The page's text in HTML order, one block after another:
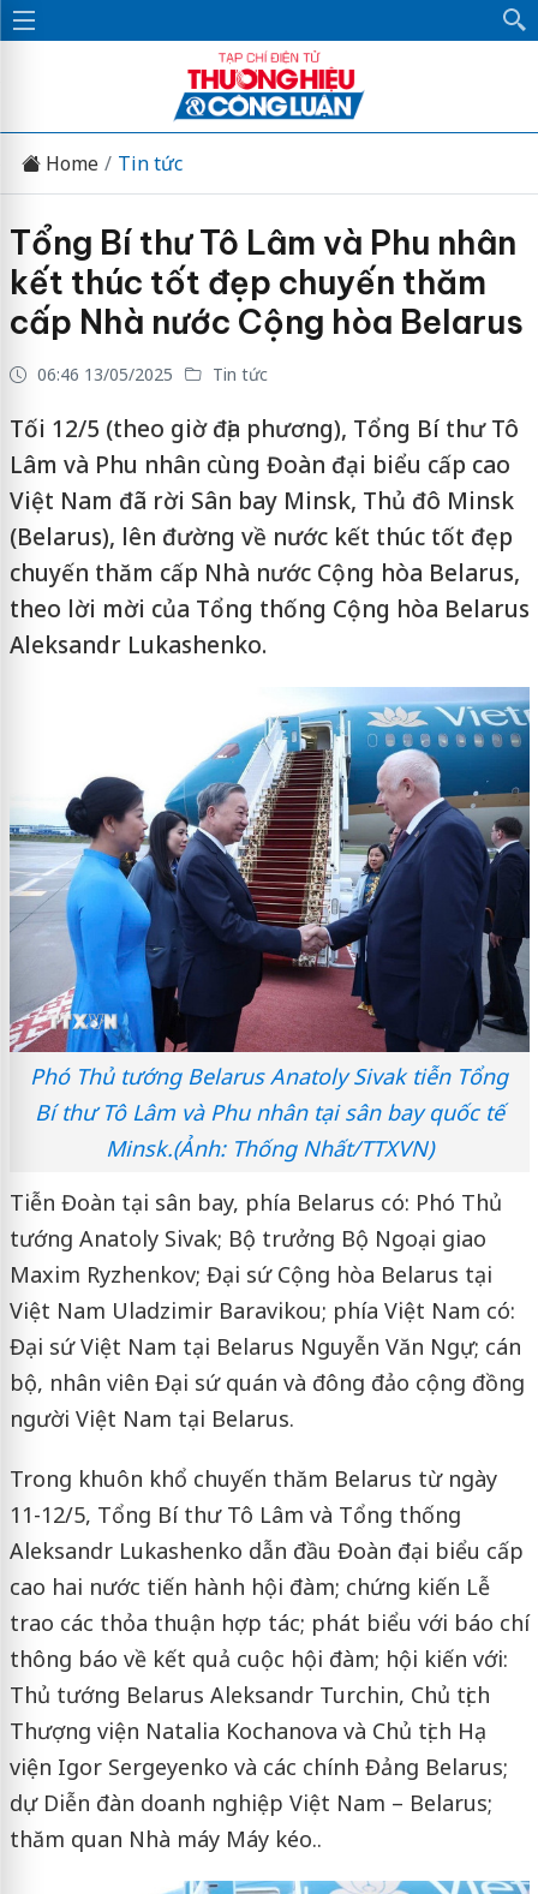
Home Tin tức
Tổng Bí thư Tô Lâm và Phu nhân
kết thúc tốt đẹp chuyến thăm
cấp Nhà nước Cộng hòa Belarus
06:46 13/05/2025 Tin tức
Tối 12/5 (theo giờ địa phương), Tổng Bí thư Tô
Lâm và Phu nhân cùng Đoàn đại biểu cấp cao
Việt Nam đã rời Sân bay Minsk, Thủ đô Minsk
(Belarus), lên đường về nước kết thúc tốt đẹp
chuyến thăm cấp Nhà nước Cộng hòa Belarus,
theo lời mời của Tổng thống Cộng hòa Belarus
Aleksandr Lukashenko.
Phó Thủ tướng Belarus Anatoly Sivak tiễn Tổng
Bí thư Tô Lâm và Phu nhân tại sân bay quốc tế
Minsk.(Ảnh: Thống Nhất/TTXVN)
Tiễn Đoàn tại sân bay, phía Belarus có: Phó Thủ
tướng Anatoly Sivak; Bộ trưởng Bộ Ngoại giao
Maxim Ryzhenkov; Đại sứ Cộng hòa Belarus tại
Việt Nam Uladzimir Baravikou; phía Việt Nam có:
Đại sứ Việt Nam tại Belarus Nguyễn Văn Ngự; cán
bộ, nhân viên Đại sứ quán và đông đảo cộng đồng
người Việt Nam tại Belarus.
Trong khuôn khổ chuyến thăm Belarus từ ngày
11-12/5, Tổng Bí thư Tô Lâm và Tổng thống
Aleksandr Lukashenko dẫn đầu Đoàn đại biểu cấp
cao hai nước tiến hành hội đàm; chứng kiến Lễ
trao các thỏa thuận hợp tác; phát biểu với báo chí
thông báo về kết quả cuộc hội đàm; hội kiến với:
Thủ tướng Belarus Aleksandr Turchin, Chủ tịch
Thượng viện Natalia Kochanova và Chủ tịch Hạ
viện Igor Sergeyenko và các chính Đảng Belarus;
dự Diễn đàn doanh nghiệp Việt Nam – Belarus;
thăm quan Nhà máy Máy kéo..